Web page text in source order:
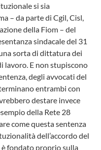
si sia
– da parte di Cgil, Cisl,
della Fiom – del
sindacale del 31
sorta di dittatura dei
lavoro. E non stupiscono
degli avvocati del
entrambi con
destare invece
della Rete 28
come questa sentenza
dell’accordo del
è fondato proprio sulla